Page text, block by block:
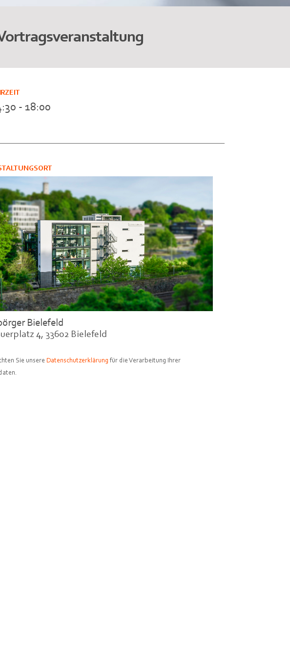
- 18:00
Bielefeld
4, 33602 Bielefeld
Sie unsere Datenschutzerklärung für die Verarbeitung Ihrer